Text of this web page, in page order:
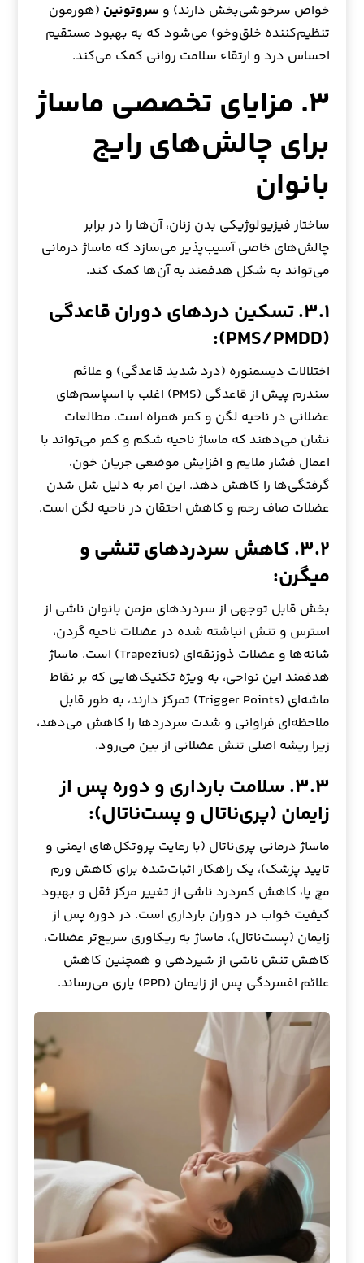
خواص سرخوشی‌بخش دارند) و سروتونین (هورمون
تنظیم‌کننده خلق‌وخو) می‌شود که به بهبود مستقیم
احساس درد و ارتقاء سلامت روانی کمک می‌کند.
۳. مزایای تخصصی ماساژ
برای چالش‌های رایج
بانوان
ساختار فیزیولوژیکی بدن زنان، آن‌ها را در برابر
چالش‌های خاصی آسیب‌پذیر می‌سازد که ماساژ درمانی
می‌تواند به شکل هدفمند به آن‌ها کمک کند.
۳.۱. تسکین دردهای دوران قاعدگی
(PMS/PMDD):
اختلالات دیسمنوره (درد شدید قاعدگی) و علائم
سندرم پیش از قاعدگی (PMS) اغلب با اسپاسم‌های
عضلانی در ناحیه لگن و کمر همراه است. مطالعات
نشان می‌دهند که ماساژ ناحیه شکم و کمر می‌تواند با
اعمال فشار ملایم و افزایش موضعی جریان خون،
گرفتگی‌ها را کاهش دهد. این امر به دلیل شل شدن
عضلات صاف رحم و کاهش احتقان در ناحیه لگن است.
۳.۲. کاهش سردردهای تنشی و
میگرن:
بخش قابل توجهی از سردردهای مزمن بانوان ناشی از
استرس و تنش انباشته شده در عضلات ناحیه گردن،
شانه‌ها و عضلات ذوزنقه‌ای (Trapezius) است. ماساژ
هدفمند این نواحی، به ویژه تکنیک‌هایی که بر نقاط
ماشه‌ای (Trigger Points) تمرکز دارند، به طور قابل
ملاحظه‌ای فراوانی و شدت سردردها را کاهش می‌دهد،
زیرا ریشه اصلی تنش عضلانی از بین می‌رود.
۳.۳. سلامت بارداری و دوره پس از
زایمان (پری‌ناتال و پست‌ناتال):
ماساژ درمانی پری‌ناتال (با رعایت پروتکل‌های ایمنی و
تایید پزشک)، یک راهکار اثبات‌شده برای کاهش ورم
مچ پا، کاهش کمردرد ناشی از تغییر مرکز ثقل و بهبود
کیفیت خواب در دوران بارداری است. در دوره پس از
زایمان (پست‌ناتال)، ماساژ به ریکاوری سریع‌تر عضلات،
کاهش تنش ناشی از شیردهی و همچنین کاهش
علائم افسردگی پس از زایمان (PPD) یاری می‌رساند.